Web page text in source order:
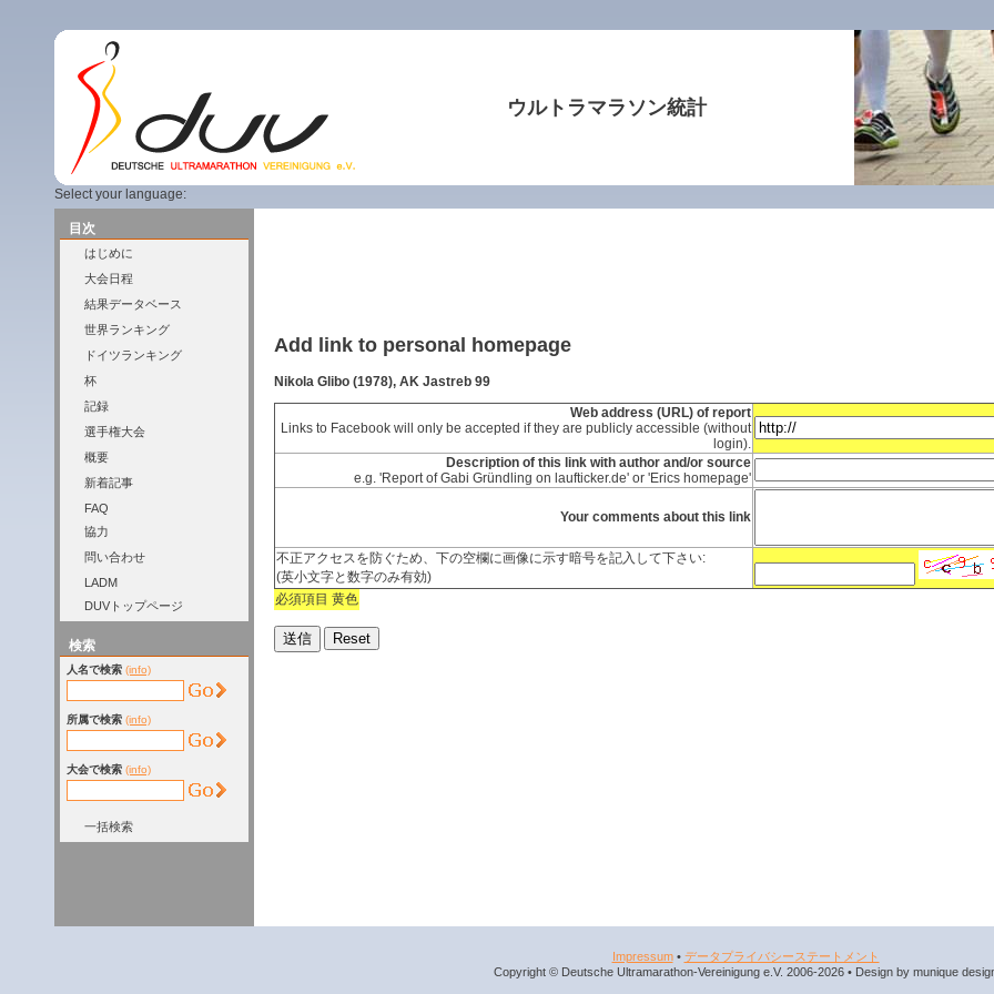
ウルトラマラソン統計
Select your language:
目次
はじめに
大会日程
結果データベース
世界ランキング
ドイツランキング
杯
記録
選手権大会
概要
新着記事
FAQ
協力
問い合わせ
LADM
DUVトップページ
検索
人名で検索 (info)
所属で検索 (info)
大会で検索 (info)
一括検索
Add link to personal homepage
Nikola Glibo (1978), AK Jastreb 99
Web address (URL) of report
Links to Facebook will only be accepted if they are publicly accessible (without
login).
Description of this link with author and/or source
e.g. 'Report of Gabi Gründling on laufticker.de' or 'Erics homepage'
Your comments about this link
不正アクセスを防ぐため、下の空欄に画像に示す暗号を記入して下さい:
(英小文字と数字のみ有効)
必須項目 黄色
Impressum• データプライバシーステートメント
Copyright © Deutsche Ultramarathon-Vereinigung e.V. 2006-2026 • Design by munique